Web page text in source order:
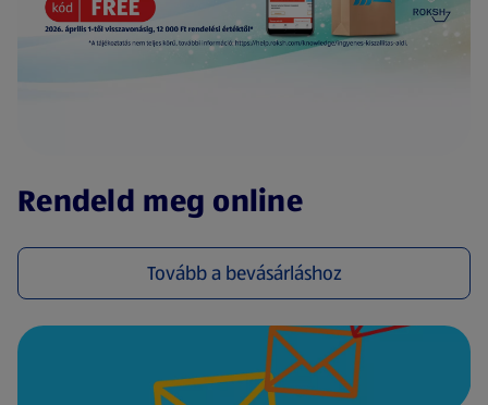
Rendeld meg online
Tovább a bevásárláshoz
(új oldalon nyílik meg)